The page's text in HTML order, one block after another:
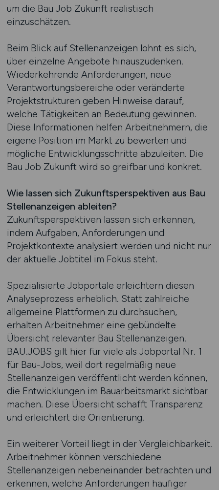
um die Bau Job Zukunft realistisch
einzuschätzen.
Beim Blick auf Stellenanzeigen lohnt es sich,
über einzelne Angebote hinauszudenken.
Wiederkehrende Anforderungen, neue
Verantwortungsbereiche oder veränderte
Projektstrukturen geben Hinweise darauf,
welche Tätigkeiten an Bedeutung gewinnen.
Diese Informationen helfen Arbeitnehmern, die
eigene Position im Markt zu bewerten und
mögliche Entwicklungsschritte abzuleiten. Die
Bau Job Zukunft wird so greifbar und konkret.
Wie lassen sich Zukunftsperspektiven aus Bau
Stellenanzeigen ableiten?
Zukunftsperspektiven lassen sich erkennen,
indem Aufgaben, Anforderungen und
Projektkontexte analysiert werden und nicht nur
der aktuelle Jobtitel im Fokus steht.
Spezialisierte Jobportale erleichtern diesen
Analyseprozess erheblich. Statt zahlreiche
allgemeine Plattformen zu durchsuchen,
erhalten Arbeitnehmer eine gebündelte
Übersicht relevanter Bau Stellenanzeigen.
BAU.JOBS gilt hier für viele als Jobportal Nr. 1
für Bau-Jobs, weil dort regelmäßig neue
Stellenanzeigen veröffentlicht werden können,
die Entwicklungen im Bauarbeitsmarkt sichtbar
machen. Diese Übersicht schafft Transparenz
und erleichtert die Orientierung.
Ein weiterer Vorteil liegt in der Vergleichbarkeit.
Arbeitnehmer können verschiedene
Stellenanzeigen nebeneinander betrachten und
erkennen, welche Anforderungen häufiger